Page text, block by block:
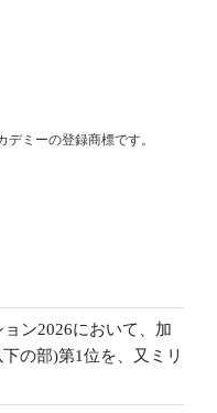
ミーの登録商標です。
ン2026において、加
の部)第1位を、又ミリ